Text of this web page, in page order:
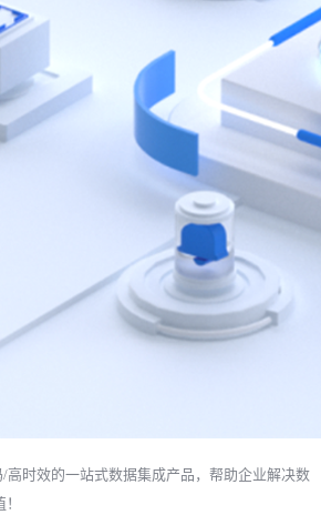
高时效的一站式数据集成产品，帮助企业解决数